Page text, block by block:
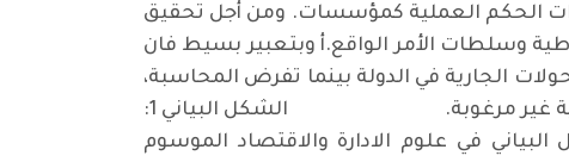
الحكم العملية كمؤسسات. ومن أجل تحقيق
وسلطات الأمر الواقع.أ وبتعبير بسيط فان
الجارية في الدولة بينما تفرض المحاسبة،
وبعكس ممارسة اختيار "الغالبين" ودمج عناصر غير مرغوبة من العاملين لزجهم في تسويات سياسية غير مرغوبة. الشكل البياني 1:
في علوم الادارة والاقتصاد الموسوم